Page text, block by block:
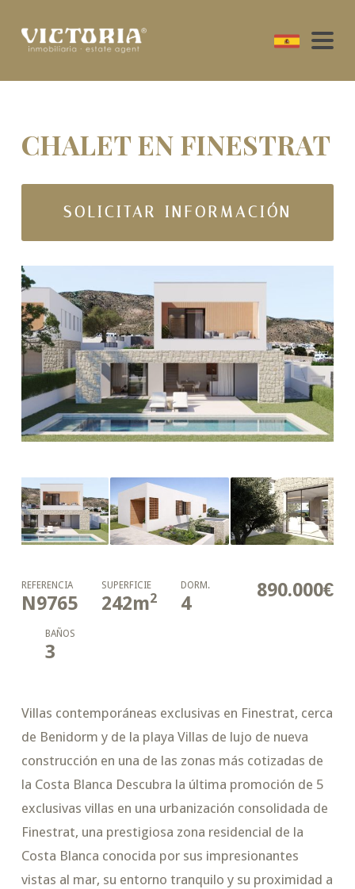
CHALET EN FINESTRAT
SOLICITAR INFORMACIÓN
890.000€
REFERENCIA
N9765
SUPERFICIE
242m2
DORM.
4
BAÑOS
3
Villas contemporáneas exclusivas en Finestrat, cerca
de Benidorm y de la playa Villas de lujo de nueva
construcción en una de las zonas más cotizadas de
la Costa Blanca Descubra la última promoción de 5
exclusivas villas en una urbanización consolidada de
Finestrat, una prestigiosa zona residencial de la
Costa Blanca conocida por sus impresionantes
vistas al mar, su entorno tranquilo y su proximidad a